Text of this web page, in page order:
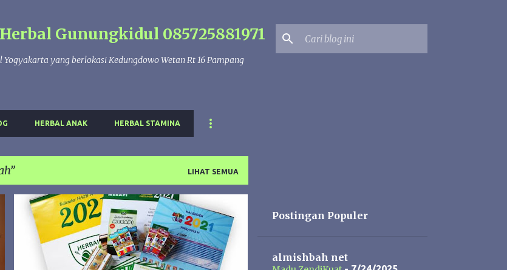
Gunungkidul 085725881971
yang berlokasi Kedungdowo Wetan Rt 16 Pampang
HERBAL ANAK HERBAL STAMINA
LIHAT SEMUA
AWARD HIU GIVE AWAY HIU GIVEAWAYHIU2021
HADIAH KALENDER HIU KATALOG HIU +
Postingan Populer
almishbah net